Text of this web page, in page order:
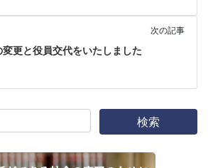
次の記事
更と役員交代をいたしました